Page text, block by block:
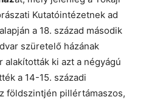
Kutatóintézetnek ad
a 18. század második
szüretelő házának
ki azt a négyágú
a 14-15. századi
földszintjén pillértámaszos,